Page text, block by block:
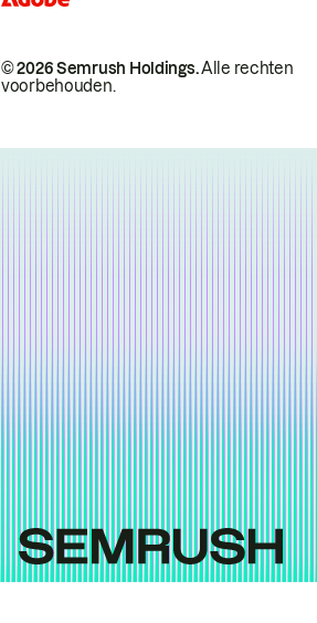
© 2026 Semrush Holdings.Alle rechten
voorbehouden.